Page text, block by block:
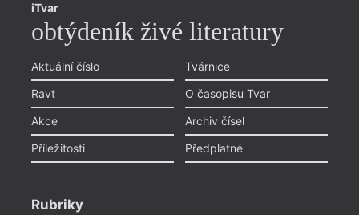
iTvar
obtýdeník živé literatury
Aktuální číslo
Ravt
Akce
Příležitosti
Tvárnice
O časopisu Tvar
Archiv čísel
Předplatné
Rubriky